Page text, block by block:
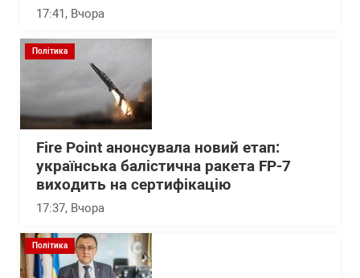
17:41, Вчора
Політика
Fire Point анонсувала новий етап:
українська балістична ракета FP-7
виходить на сертифікацію
17:37, Вчора
Політика